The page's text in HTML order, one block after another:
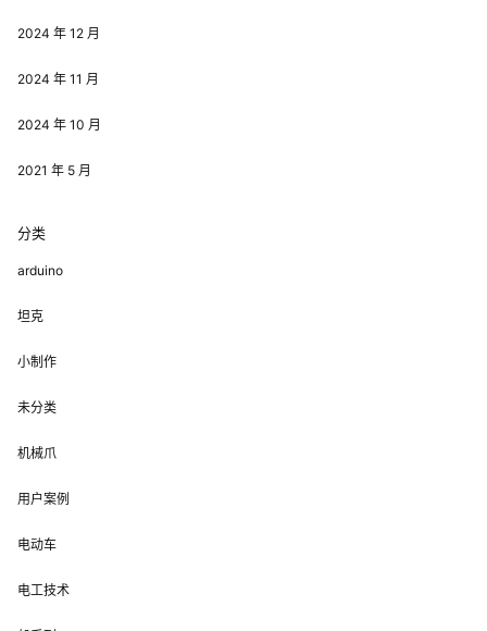
2024 年 12 月
2024 年 11 月
2024 年 10 月
2021 年 5 月
分类
arduino
坦克
小制作
未分类
机械爪
用户案例
电动车
电工技术